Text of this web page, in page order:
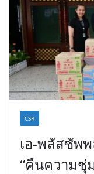
CSR
เอ-พลัสซัพ
“คืนความชุ่